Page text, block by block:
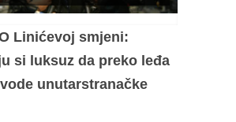
Linićevoj smjeni:
si luksuz da preko leđa
unutarstranačke